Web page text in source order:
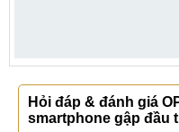
Hỏi đáp & đánh giá
smartphone gập đầu